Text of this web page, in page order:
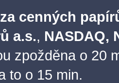
cenných
a.s., NASDAQ,
zpožděna o 20
to o 15 min.